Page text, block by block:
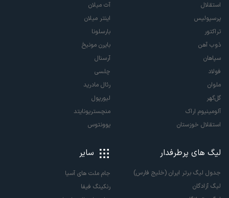
استقلال
پرسپولیس
تراکتور
ذوب آهن
سپاهان
فولاد
ملوان
گل‌گهر
آلومینیوم اراک
استقلال خوزستان
آث میلان
اینتر میلان
بارسلونا
بایرن مونیخ
آرسنال
چلسی
رئال مادرید
لیورپول
منچستریونایتد
یوونتوس
لیگ های پرطرفدار
جدول لیگ برتر ایران (خلیج فارس)
لیگ آزادگان
سایر
جام ملت های آسیا
رنکینگ فیفا